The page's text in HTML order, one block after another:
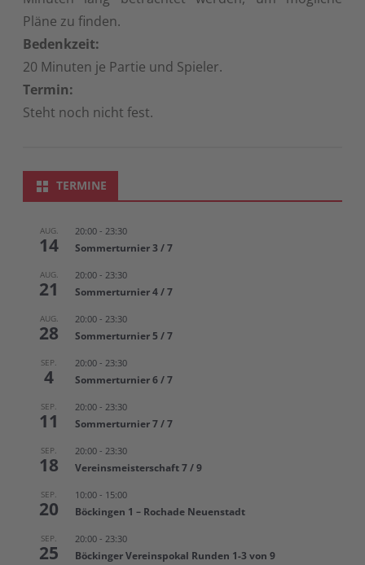
Pläne zu finden.
Bedenkzeit:
20 Minuten je Partie und Spieler.
Termin:
Steht noch nicht fest.
TERMINE
AUG.
14
20:00 - 23:30
Sommerturnier 3 / 7
AUG.
21
20:00 - 23:30
Sommerturnier 4 / 7
AUG.
28
20:00 - 23:30
Sommerturnier 5 / 7
SEP.
4
20:00 - 23:30
Sommerturnier 6 / 7
SEP.
11
20:00 - 23:30
Sommerturnier 7 / 7
SEP.
18
20:00 - 23:30
Vereinsmeisterschaft 7 / 9
SEP.
20
10:00 - 15:00
Böckingen 1 – Rochade Neuenstadt
SEP.
25
20:00 - 23:30
Böckinger Vereinspokal Runden 1-3 von 9